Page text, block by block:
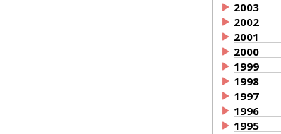
2003
2002
2001
2000
1999
1998
1997
1996
1995